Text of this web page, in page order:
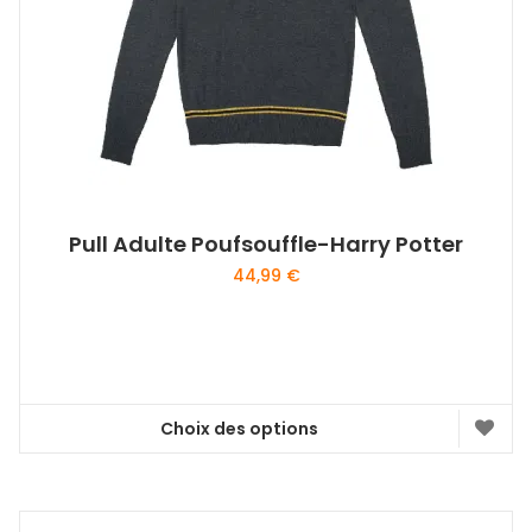
page
Pull Adulte Poufsouffle-Harry Potter
44,99 €
Choix des options
Ce